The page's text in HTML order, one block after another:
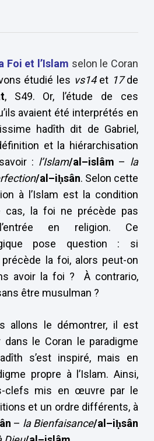
Foi et l’Islam selon le Coran
étudié les vs14et 17de
, S49. Or, l’étude de ces
avaient été interprétés en
hadîth dit de Gabriel,
et la hiérarchisation
: l’Islam/al–islâm – la
/al–iḥsân. Selon cette
à l’Islam est la condition
cas, la foi ne précède pas
en religion. Ce
pose question : si
précède la foi, alors peut-on
avoir la foi ? À contrario,
être musulman ?
allons le démontrer, il est
dans le Coran le paradigme
s’est inspiré, mais en
propre à l’Islam. Ainsi,
clefs mis en œuvre par le
et un ordre différents, à
– la Bienfaisance/al–iḥsân